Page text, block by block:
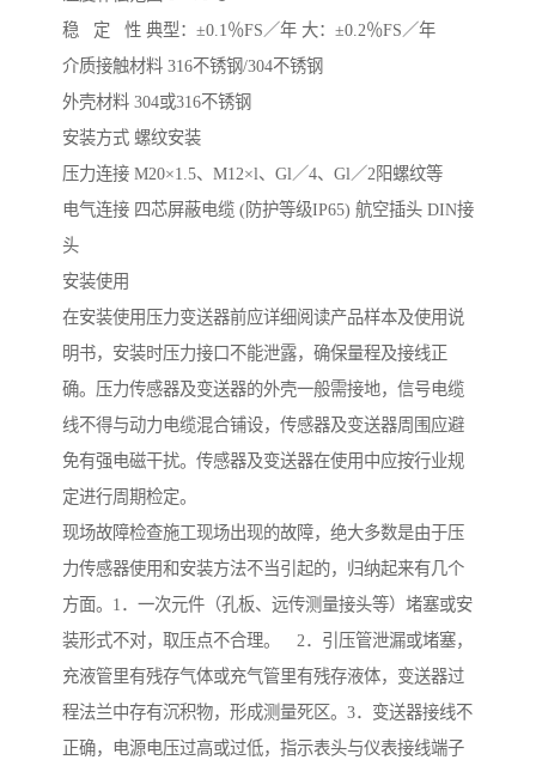
稳 定 性 典型：±0.1％FS／年 大：±0.2％FS／年
介质接触材料 316不锈钢/304不锈钢
外壳材料 304或316不锈钢
安装方式 螺纹安装
压力连接 M20×1.5、M12×l、Gl／4、Gl／2阳螺纹等
电气连接 四芯屏蔽电缆 (防护等级IP65) 航空插头 DIN接
头
安装使用
在安装使用压力变送器前应详细阅读产品样本及使用说
明书，安装时压力接口不能泄露，确保量程及接线正
确。压力传感器及变送器的外壳一般需接地，信号电缆
线不得与动力电缆混合铺设，传感器及变送器周围应避
免有强电磁干扰。传感器及变送器在使用中应按行业规
定进行周期检定。
现场故障检查施工现场出现的故障，绝大多数是由于压
力传感器使用和安装方法不当引起的，归纳起来有几个
方面。1．一次元件（孔板、远传测量接头等）堵塞或安
装形式不对，取压点不合理。 2．引压管泄漏或堵塞，
充液管里有残存气体或充气管里有残存液体，变送器过
程法兰中存有沉积物，形成测量死区。3．变送器接线不
正确，电源电压过高或过低，指示表头与仪表接线端子